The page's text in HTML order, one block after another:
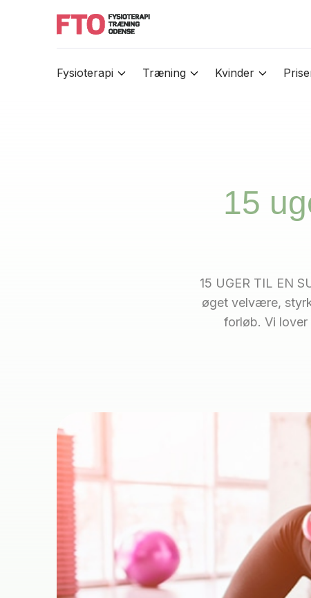
Fysioterapi Træning Kvinder
15
15 UGER TIL EN
øget velvære,
forløb. Vi